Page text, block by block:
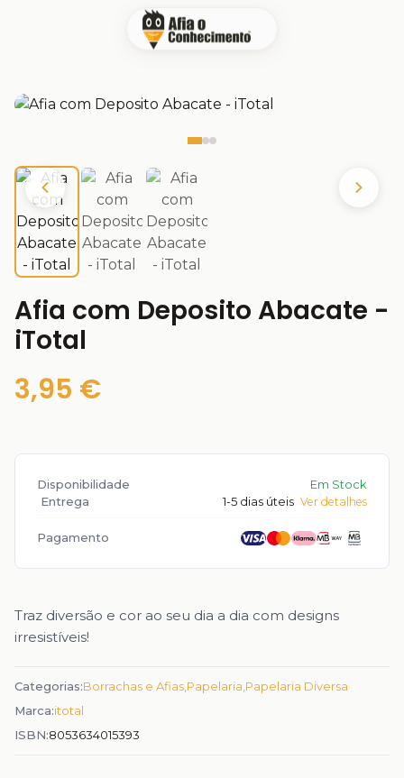
Afia com Deposito Abacate -
iTotal
3,95 €
Disponibilidade
Em Stock
Entrega
1-5 dias úteis Ver detalhes
Pagamento
Traz diversão e cor ao seu dia a dia com designs
irresistíveis!
Categorias:Borrachas e Afias Papelaria Papelaria Diversa
Marca:itotal
ISBN:8053634015393